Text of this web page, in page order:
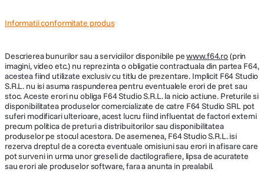
Informatii conformitate produs
Descrierea bunurilor sau a serviciilor disponibile pewww.f64.ro(prin
imagini, video etc.) nu reprezinta o obligatie contractuala din partea F64,
acestea fiind utilizate exclusiv cu titlu de prezentare. Implicit F64 Studio
S.R.L. nu isi asuma raspunderea pentru eventualele erori de pret sau
stoc. Aceste erori nu obliga F64 Studio S.R.L. la nicio actiune. Preturile si
disponibilitatea produselor comercializate de catre F64 Studio SRL pot
suferi modificari ulterioare, acest lucru fiind influentat de factori externi
precum politica de preturi a distribuitorilor sau disponibilitatea
produselor pe stocul acestora. De asemenea, F64 Studio S.R.L. isi
rezerva dreptul de a corecta eventuale omisiuni sau erori in afisare care
pot surveni in urma unor greseli de dactilografiere, lipsa de acuratete
sau erori ale produselor software, fara a anunta in prealabil.